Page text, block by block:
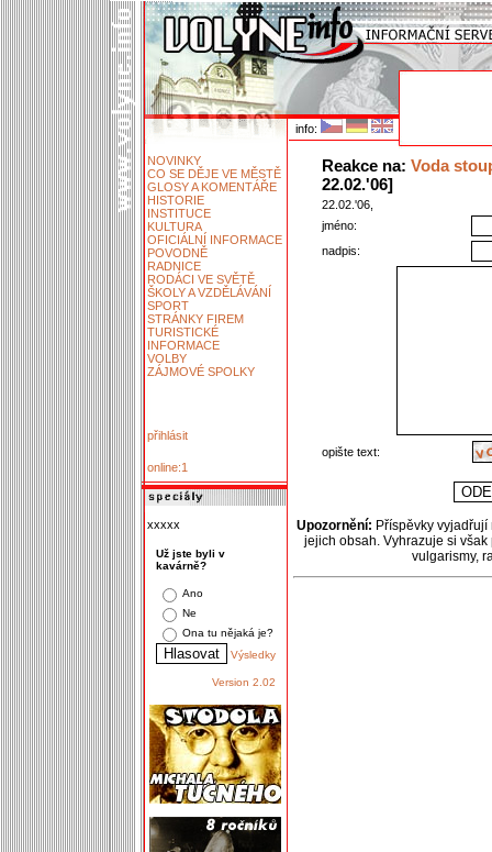
info:
NOVINKY
CO SE DĚJE VE MĚSTĚ
GLOSY A KOMENTÁŘE
HISTORIE
INSTITUCE
KULTURA
OFICIÁLNÍ INFORMACE
POVODNĚ
RADNICE
RODÁCI VE SVĚTĚ
ŠKOLY A VZDĚLÁVÁNÍ
SPORT
STRÁNKY FIREM
TURISTICKÉ
INFORMACE
VOLBY
ZÁJMOVÉ SPOLKY
přihlásit
online:1
xxxxx
Už jste byli v
kavárně?
Ano
Ne
Ona tu nějaká je?
Výsledky
Version 2.02
Reakce na: Voda
22.02.'06]
22.02.'06,
jméno:
nadpis:
opište text:
Upozornění: Příspěvky
jejich obsah. Vyhrazuje si
vulgarismy,